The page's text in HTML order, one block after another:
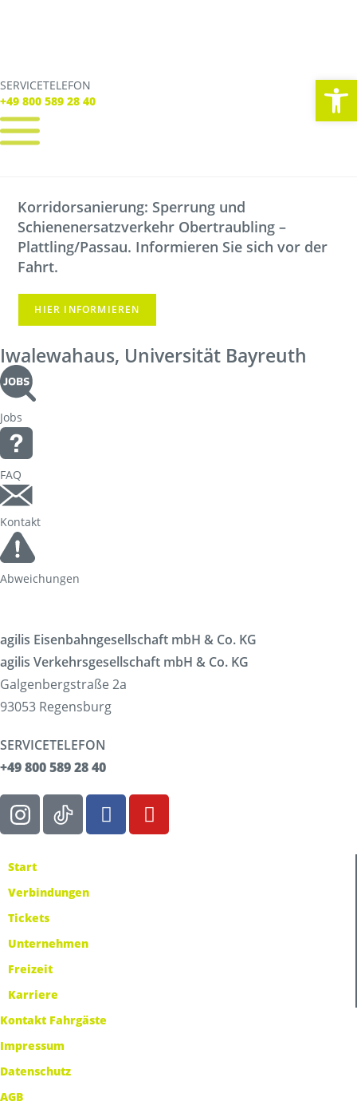
SERVICETELEFON
+49 800 589 28 40
SERVICE TELEFON
+49 800 589 28 40
Verbindungen
Tickets
Freizeit
Service
Unternehmen
Korridorsanierung: Sperrung und
Schienenersatzverkehr Obertraubling –
Plattling/Passau. Informieren Sie sich vor der
Fahrt.
HIER INFORMIEREN
Iwalewahaus, Universität Bayreuth
Jobs
FAQ
Kontakt
Abweichungen
agilis Eisenbahngesellschaft mbH & Co. KG
agilis Verkehrsgesellschaft mbH & Co. KG
Galgenbergstraße 2a
93053 Regensburg
SERVICETELEFON
+49 800 589 28 40
Start
Verbindungen
Tickets
Unternehmen
Freizeit
Karriere
Kontakt Fahrgäste
Impressum
Datenschutz
AGB